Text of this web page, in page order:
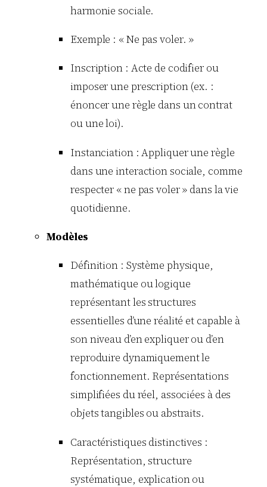
harmonie sociale.
Exemple : « Ne pas voler. »
Inscription : Acte de codifier ou
imposer une prescription (ex. :
énoncer une règle dans un contrat
ou une loi).
Instanciation : Appliquer une règle
dans une interaction sociale, comme
respecter « ne pas voler » dans la vie
quotidienne.
Modèles
Définition : Système physique,
mathématique ou logique
représentant les structures
essentielles d’une réalité et capable à
son niveau d’en expliquer ou d’en
reproduire dynamiquement le
fonctionnement. Représentations
simplifiées du réel, associées à des
objets tangibles ou abstraits.
Caractéristiques distinctives :
Représentation, structure
systématique, explication ou